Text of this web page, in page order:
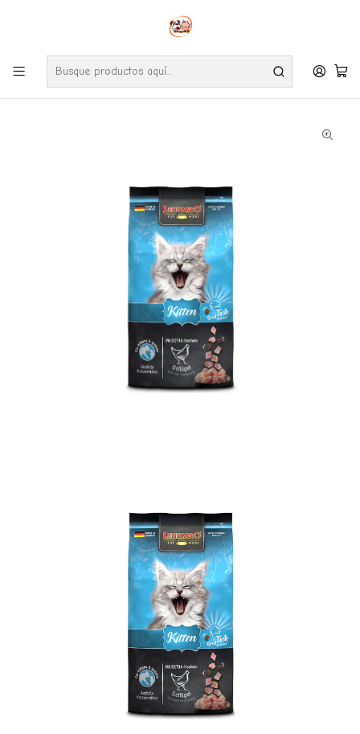
Envíos gratuitos por compras desde $24.990 en la RM (Comunas informadas
Ve nuestras zonas de cobertura diaria.
Inicio Gatos Alimentos Leonardo Kitten 1.8 Kg